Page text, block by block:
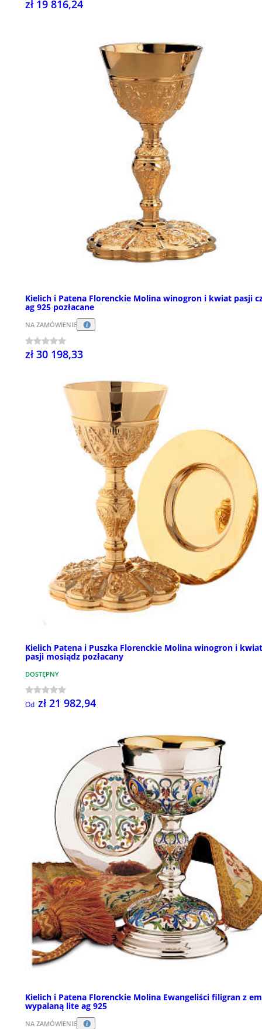
zł 19 816,24
Kielich i Patena Florenckie Molina winogron i kwiat pasji
ag 925 pozłacane
NA ZAMÓWIENIE
zł 30 198,33
Kielich Patena i Puszka Florenckie Molina winogron i kwiat
pasji mosiądz pozłacany
DOSTĘPNY
Od zł 21 982,94
Kielich i Patena Florenckie Molina Ewangeliści filigran z
wypalaną lite ag 925
NA ZAMÓWIENIE